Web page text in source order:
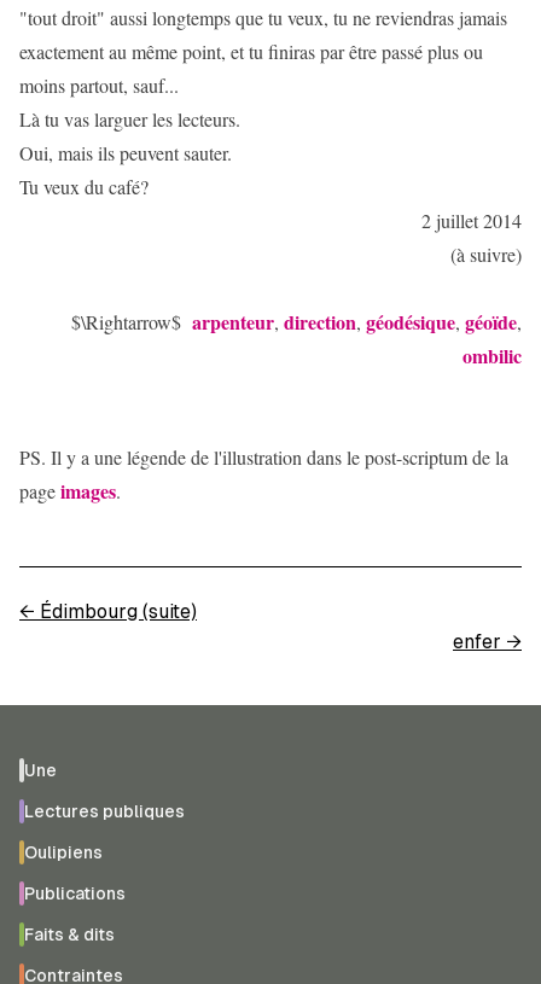
"tout droit" aussi longtemps que tu veux, tu ne reviendras jamais
exactement au même point, et tu finiras par être passé plus ou
moins partout, sauf...
Là tu vas larguer les lecteurs.
Oui, mais ils peuvent sauter.
Tu veux du café?
2 juillet 2014
(à suivre)
$\Rightarrow$ arpenteur, direction, géodésique, géoïde,
ombilic
PS. Il y a une légende de l'illustration dans le post-scriptum de la
pageimages.
← Édimbourg (suite)
enfer →
Une
Lectures publiques
Oulipiens
Publications
Faits & dits
Contraintes